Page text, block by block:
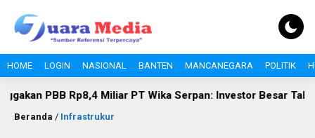
HOME LOGIN NASIONAL BANTEN MANCANEGARA POLITIK
Rp8,4 Miliar PT Wika Serpan: Investor Besar Tak Boleh Kebal
Beranda / Infrastrukur